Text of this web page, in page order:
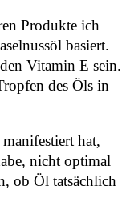
Produkte ich
basiert.
Vitamin E sein.
des Öls in
hat,
nicht optimal
ob Öl tatsächlich